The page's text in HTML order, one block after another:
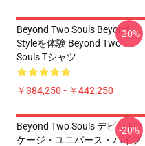
Beyond Two Souls Beyond
Styleを体験 Beyond Two
Souls Tシャツ
￥384,250 - ￥442,250
-20%
Beyond Two Souls デビッド・
ケージ・ユニバース・バイブ
-20%